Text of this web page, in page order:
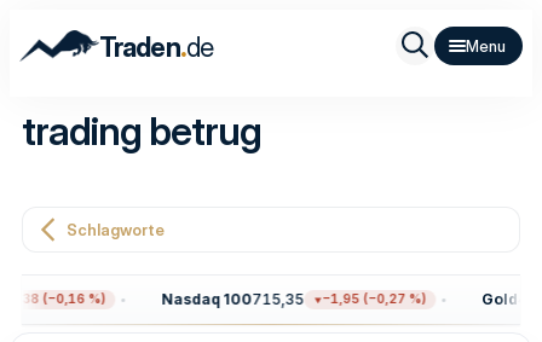
Traden.de
trading betrug
Schlagworte
(−0,16 %) Nasdaq 100715,35 −1,95 (−0,27 %) Gold